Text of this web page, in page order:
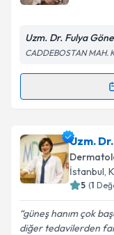
Kişisel
Metni'ni
Uzm. Dr. Fulya
CADDEBOSTAN MAH.
Randevu
Uzm. Dr.
oluşturun. Size
takvim
Uzm.
İstanbul,
5 (1
güneş hanım çok
diğer tedavilerden